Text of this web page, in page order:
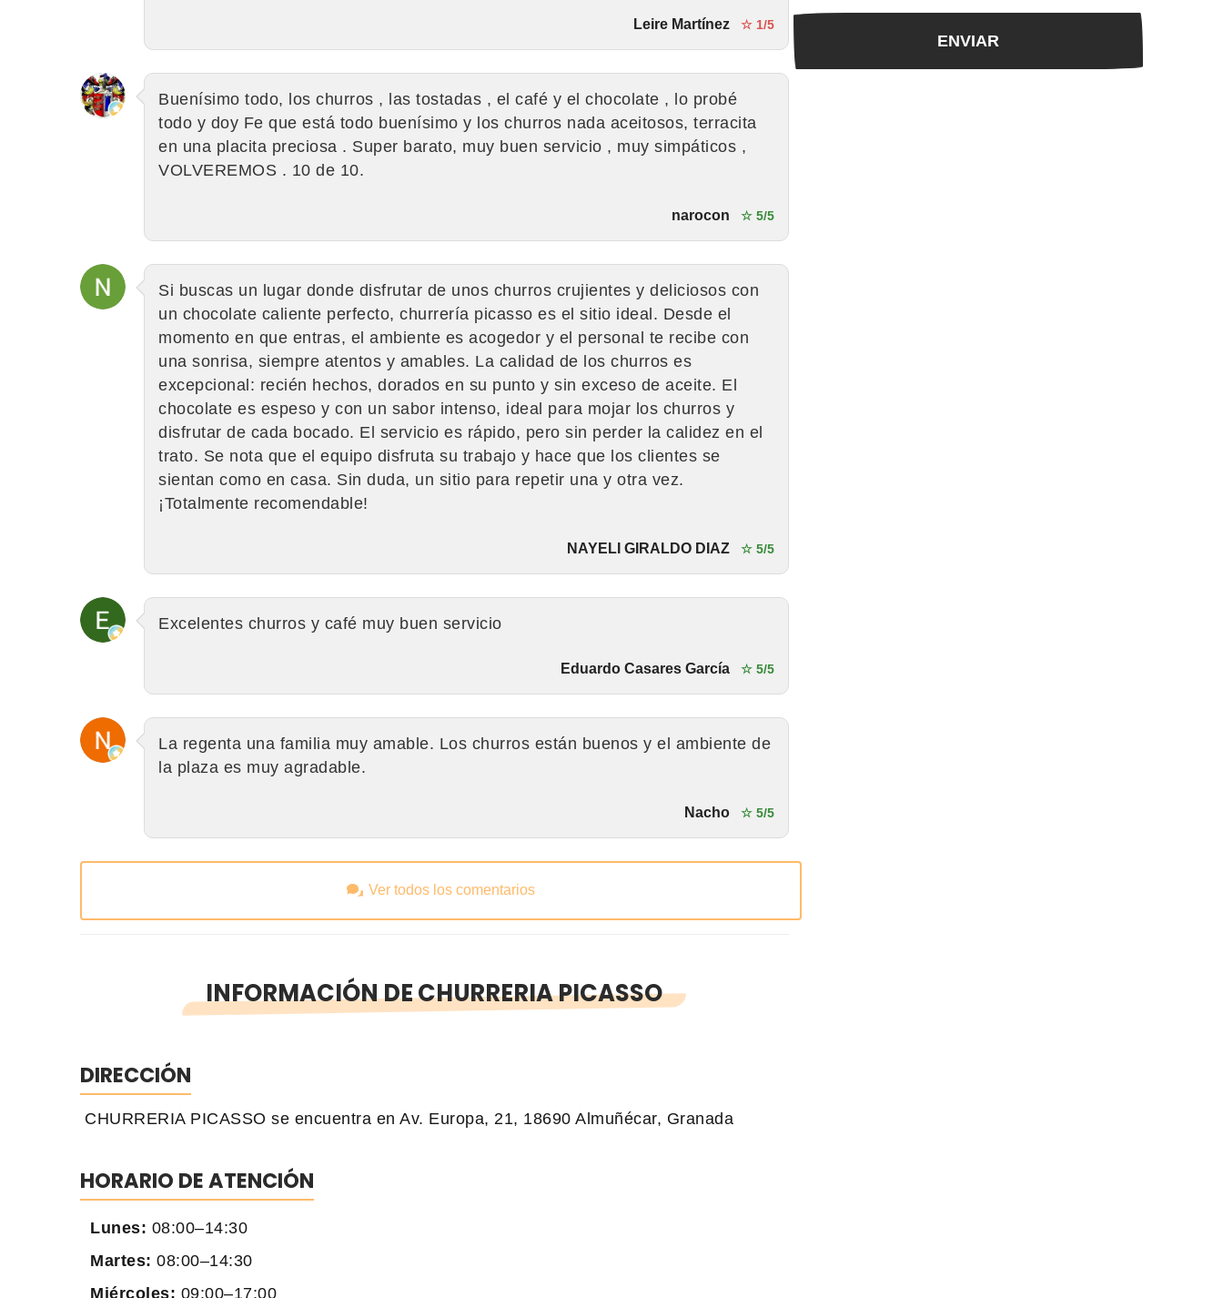
Leire Martínez ☆ 1/5
Buenísimo todo, los churros , las tostadas , el café y el chocolate , lo probé
todo y doy Fe que está todo buenísimo y los churros nada aceitosos, terracita
en una placita preciosa . Super barato, muy buen servicio , muy simpáticos ,
VOLVEREMOS . 10 de 10.
narocon ☆ 5/5
Si buscas un lugar donde disfrutar de unos churros crujientes y deliciosos con
un chocolate caliente perfecto, churrería picasso es el sitio ideal. Desde el
momento en que entras, el ambiente es acogedor y el personal te recibe con
una sonrisa, siempre atentos y amables. La calidad de los churros es
excepcional: recién hechos, dorados en su punto y sin exceso de aceite. El
chocolate es espeso y con un sabor intenso, ideal para mojar los churros y
disfrutar de cada bocado. El servicio es rápido, pero sin perder la calidez en el
trato. Se nota que el equipo disfruta su trabajo y hace que los clientes se
sientan como en casa. Sin duda, un sitio para repetir una y otra vez.
¡Totalmente recomendable!
NAYELI GIRALDO DIAZ ☆ 5/5
Excelentes churros y café muy buen servicio
Eduardo Casares García ☆ 5/5
La regenta una familia muy amable. Los churros están buenos y el ambiente de
la plaza es muy agradable.
Nacho ☆ 5/5
Ver todos los comentarios
INFORMACIÓN DE CHURRERIA PICASSO
DIRECCIÓN
CHURRERIA PICASSO se encuentra en Av. Europa, 21, 18690 Almuñécar, Granada
HORARIO DE ATENCIÓN
Lunes: 08:00–14:30
Martes: 08:00–14:30
Miércoles: 09:00–17:00